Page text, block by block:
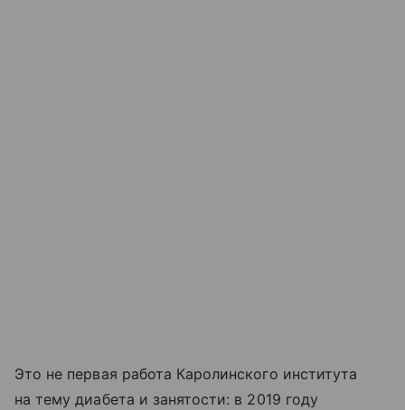
Это не первая работа Каролинского института
на тему диабета и занятости: в 2019 году